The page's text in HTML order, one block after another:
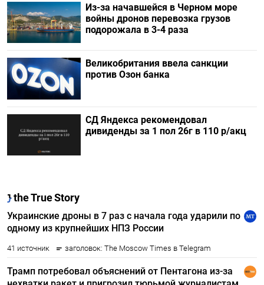
Из-за начавшейся в Черном море
войны дронов перевозка грузов
подорожала в 3-4 раза
Великобритания ввела санкции
против Озон банка
СД Яндекса рекомендовал
дивиденды за 1 пол 26г в 110 р/акц